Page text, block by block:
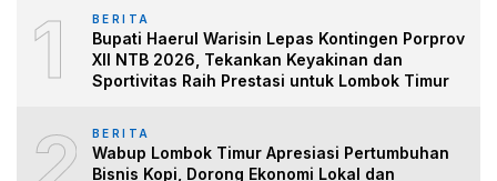
1 BERITA
Bupati Haerul Warisin Lepas Kontingen Porprov
XII NTB 2026, Tekankan Keyakinan dan
Sportivitas Raih Prestasi untuk Lombok Timur
BERITA
Wabup Lombok Timur Apresiasi Pertumbuhan
Bisnis Kopi, Dorong Ekonomi Lokal dan